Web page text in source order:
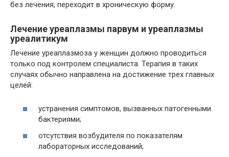
без лечения, переходит в хроническую форму.
Лечение уреаплазмы парвум и уреаплазмы
уреалитикум
Лечение уреаплазмоза у женщин должно проводиться
только под контролем специалиста. Терапия в таких
случаях обычно направлена на достижение трех главных
целей:
устранения симптомов, вызванных патогенными
бактериями;
отсутствия возбудителя по показателям
лабораторных исследований;